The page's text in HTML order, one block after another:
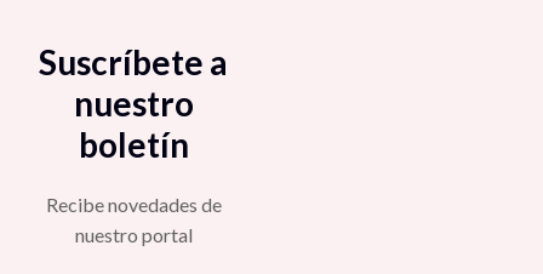
Suscríbete a
nuestro
boletín
Recibe novedades de
nuestro portal